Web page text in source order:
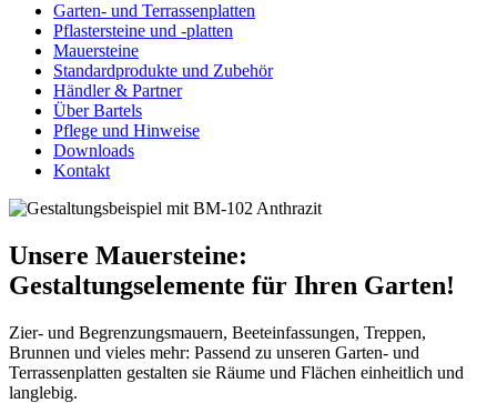
Garten- und Terrassenplatten
Pflastersteine und -platten
Mauersteine
Standardprodukte und Zubehör
Händler & Partner
Über Bartels
Pflege und Hinweise
Downloads
Kontakt
Unsere Mauersteine:
Gestaltungselemente für Ihren Garten!
Zier- und Begrenzungsmauern, Beeteinfassungen, Treppen,
Brunnen und vieles mehr: Passend zu unseren Garten- und
Terrassenplatten gestalten sie Räume und Flächen einheitlich und
langlebig.